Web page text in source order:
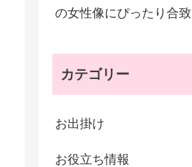
の女性像にぴったり合致
カテゴリー
お出掛け
お役立ち情報